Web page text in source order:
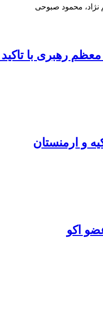
نژاد، محمود صبوحی
رهبری با تاکید
و ارمنستان
اکو